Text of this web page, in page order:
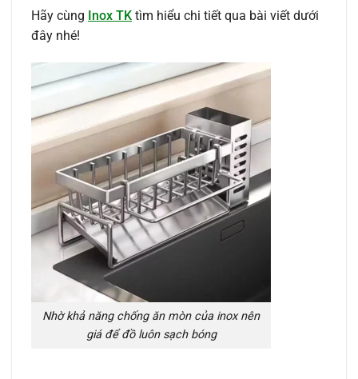
Hãy cùng Inox TK tìm hiểu chi tiết qua bài viết dưới
đây nhé!
Nhờ khả năng chống ăn mòn của inox nên
giá để đồ luôn sạch bóng